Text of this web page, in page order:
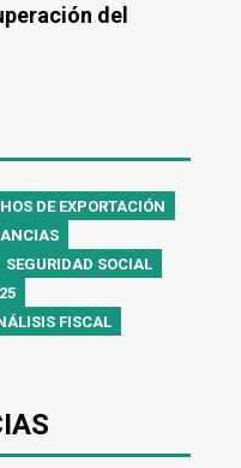
del
DE EXPORTACIÓN
SEGURIDAD SOCIAL
FISCAL